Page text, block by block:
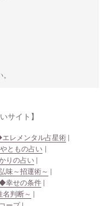
サイト】
レメンタル占星術
ともの占い
りの占い
味～招運術～
幸せの条件
名判断～